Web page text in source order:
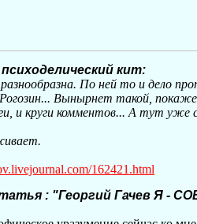
психоделический кит:
По ней то и дело
Вынырнет такой,
и круги комментов... А тут уже
162421.html
: "Георгий Гачев Я -